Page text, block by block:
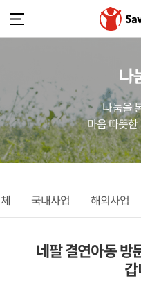
나
나눔을
마음 따뜻
국내사업 해외사업
네팔 결연아동 방